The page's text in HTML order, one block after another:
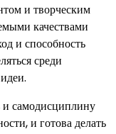
и творческим
качествами
и способность
среди
и самодисциплину
и готова делать